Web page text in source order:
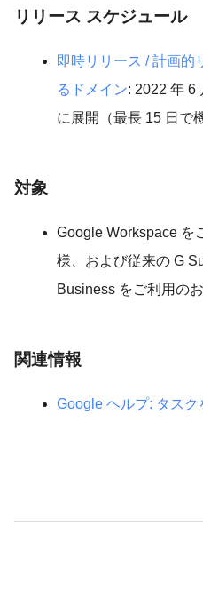
リリース スケジュール
即時リリース / 計画的
るドメイン: 2022 年 6
に展開（最長 15 日で
対象
Google Workspace を
様、および従来の G
Business をご利用の
関連情報
Google ヘルプ: タスク